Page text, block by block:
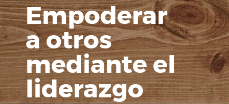
Empoderar
a otros
mediante el
liderazgo